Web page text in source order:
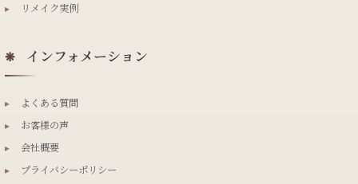
▸
リメイク実例
❋ インフォメーション
▸
よくある質問
▸
お客様の声
▸
会社概要
▸
プライバシーポリシー